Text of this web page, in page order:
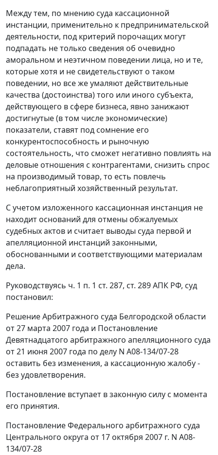
Между тем, по мнению суда кассационной
инстанции, применительно к предпринимательской
деятельности, под критерий порочащих могут
подпадать не только сведения об очевидно
аморальном и неэтичном поведении лица, но и те,
которые хотя и не свидетельствуют о таком
поведении, но все же умаляют действительные
качества (достоинства) того или иного субъекта,
действующего в сфере бизнеса, явно занижают
достигнутые (в том числе экономические)
показатели, ставят под сомнение его
конкурентоспособность и рыночную
состоятельность, что сможет негативно повлиять на
деловые отношения с контрагентами, снизить спрос
на производимый товар, то есть повлечь
неблагоприятный хозяйственный результат.
С учетом изложенного кассационная инстанция не
находит оснований для отмены обжалуемых
судебных актов и считает выводы суда первой и
апелляционной инстанций законными,
обоснованными и соответствующими материалам
дела.
Руководствуясь ч. 1 п. 1 ст. 287, ст. 289 АПК РФ, суд
постановил:
Решение Арбитражного суда Белгородской области
от 27 марта 2007 года и Постановление
Девятнадцатого арбитражного апелляционного суда
от 21 июня 2007 года по делу N А08-134/07-28
оставить без изменения, а кассационную жалобу -
без удовлетворения.
Постановление вступает в законную силу с момента
его принятия.
Постановление Федерального арбитражного суда
Центрального округа от 17 октября 2007 г. N А08-
134/07-28